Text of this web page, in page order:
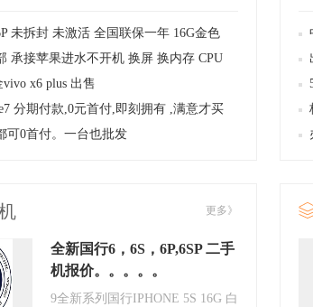
未拆封 未激活 全国联保一年 16G金色
承接苹果进水不开机 换屏 换内存 CPU
vivo x6 plus 出售
分期付款,0元首付,即刻拥有 ,满意才买
可0首付。一台也批发
更多》
全新国行6，6S，6P,6SP 二手
机报价。。。。。
9全新系列国行IPHONE 5S 16G 白